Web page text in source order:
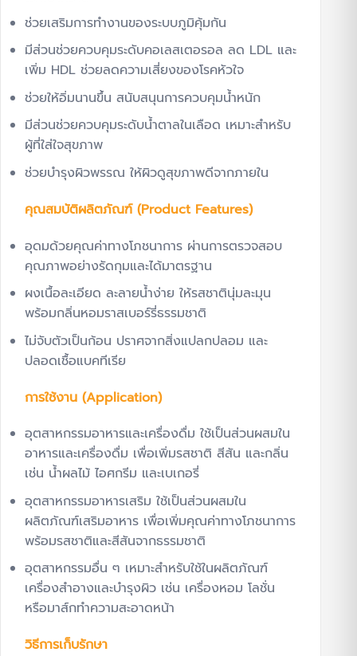
ช่วยเสริมการทำงานของระบบภูมิคุ้มกัน
มีส่วนช่วยควบคุมระดับคอเลสเตอรอล ลด LDL และ
เพิ่ม HDL ช่วยลดความเสี่ยงของโรคหัวใจ
ช่วยให้อิ่มนานขึ้น สนับสนุนการควบคุมน้ำหนัก
มีส่วนช่วยควบคุมระดับน้ำตาลในเลือด เหมาะสำหรับ
ผู้ที่ใส่ใจสุขภาพ
ช่วยบำรุงผิวพรรณ ให้ผิวดูสุขภาพดีจากภายใน
คุณสมบัติผลิตภัณฑ์ (Product Features)
อุดมด้วยคุณค่าทางโภชนาการ ผ่านการตรวจสอบ
คุณภาพอย่างรัดกุมและได้มาตรฐาน
ผงเนื้อละเอียด ละลายน้ำง่าย ให้รสชาตินุ่มละมุน
พร้อมกลิ่นหอมราสเบอร์รี่ธรรมชาติ
ไม่จับตัวเป็นก้อน ปราศจากสิ่งแปลกปลอม และ
ปลอดเชื้อแบคทีเรีย
การใช้งาน (Application)
อุตสาหกรรมอาหารและเครื่องดื่ม ใช้เป็นส่วนผสมใน
อาหารและเครื่องดื่ม เพื่อเพิ่มรสชาติ สีสัน และกลิ่น
เช่น น้ำผลไม้ ไอศกรีม และเบเกอรี่
อุตสาหกรรมอาหารเสริม ใช้เป็นส่วนผสมใน
ผลิตภัณฑ์เสริมอาหาร เพื่อเพิ่มคุณค่าทางโภชนาการ
พร้อมรสชาติและสีสันจากธรรมชาติ
อุตสาหกรรมอื่น ๆ เหมาะสำหรับใช้ในผลิตภัณฑ์
เครื่องสำอางและบำรุงผิว เช่น เครื่องหอม โลชั่น
หรือมาส์กทำความสะอาดหน้า
วิธีการเก็บรักษา